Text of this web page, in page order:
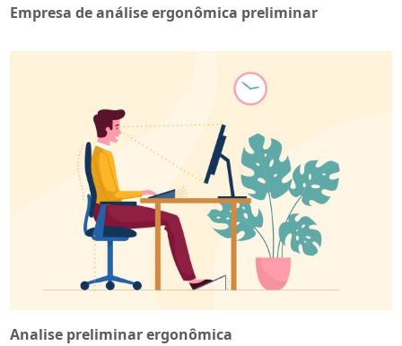
Empresa de análise ergonômica preliminar
Analise preliminar ergonômica